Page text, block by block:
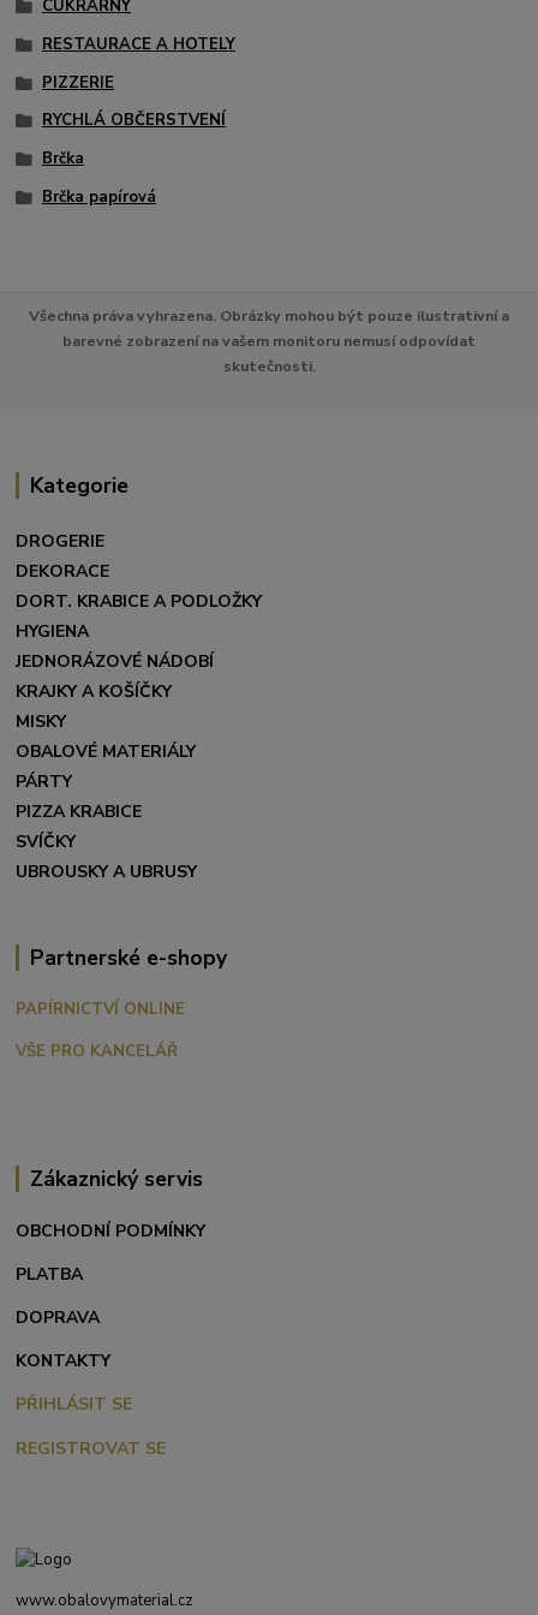
CUKRÁRNY
RESTAURACE A HOTELY
PIZZERIE
RYCHLÁ OBČERSTVENÍ
Brčka
Brčka papírová
Všechna práva vyhrazena. Obrázky mohou být pouze ilustrativní a
barevné zobrazení na vašem monitoru nemusí odpovídat
skutečnosti.
Kategorie
DROGERIE
DEKORACE
DORT. KRABICE A PODLOŽKY
HYGIENA
JEDNORÁZOVÉ NÁDOBÍ
KRAJKY A KOŠÍČKY
MISKY
OBALOVÉ MATERIÁLY
PÁRTY
PIZZA KRABICE
SVÍČKY
UBROUSKY A UBRUSY
Partnerské e-shopy
PAPÍRNICTVÍ ONLINE
VŠE PRO KANCELÁŘ
Zákaznický servis
OBCHODNÍ PODMÍNKY
PLATBA
DOPRAVA
KONTAKTY
PŘIHLÁSIT SE
REGISTROVAT SE
www.obalovymaterial.cz